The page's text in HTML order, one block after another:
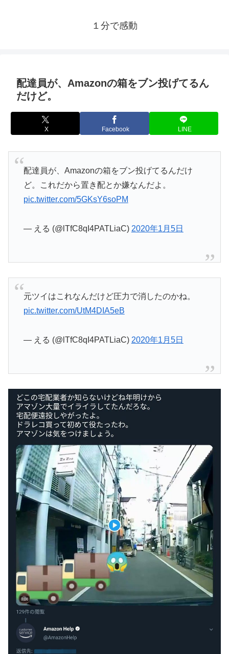
１分で感動
配達員が、Amazonの箱をブン投げてるん
だけど。
X Facebook LINE
配達員が、Amazonの箱をブン投げてるんだけ
ど。これだから置き配とか嫌なんだよ。
pic.twitter.com/5GKsY6soPM
— える (@lTfC8qI4PATLiaC) 2020年1月5日
元ツイはこれなんだけど圧力で消したのかね。
pic.twitter.com/UtM4DIA5eB
— える (@lTfC8qI4PATLiaC) 2020年1月5日